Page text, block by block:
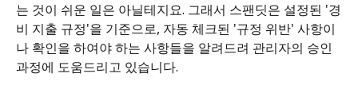
는 것이 쉬운 일은 아닐테지요. 그래서 스팬딧은 설정된 '경
비 지출 규정'을 기준으로, 자동 체크된 '규정 위반' 사항이
나 확인을 하여야 하는 사항들을 알려드려 관리자의 승인
과정에 도움드리고 있습니다.